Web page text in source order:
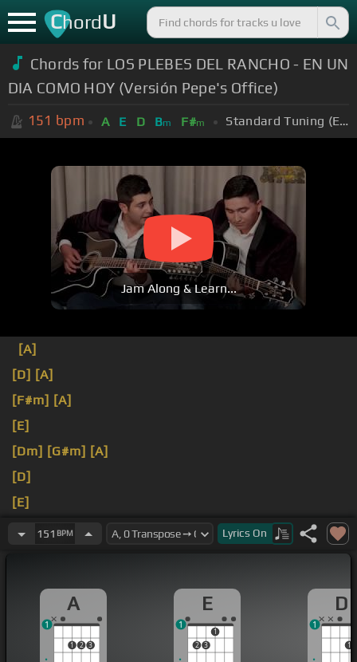
ChordU
Chords for LOS PLEBES DEL RANCHO - EN UN
DIA COMO HOY (Versión Pepe's Office)
151 bpm A E D Bm F#m Standard Tuning (EADGBE)
Jam Along & Learn...
[A]
[D] [A]
[F#m] [A]
[E]
[Dm] [G#m] [A]
[D]
[E]
[G#] [A] [E]
151 BPM Lyrics On
A
1 2 3
1
E
2 3
1
1
D
1
1